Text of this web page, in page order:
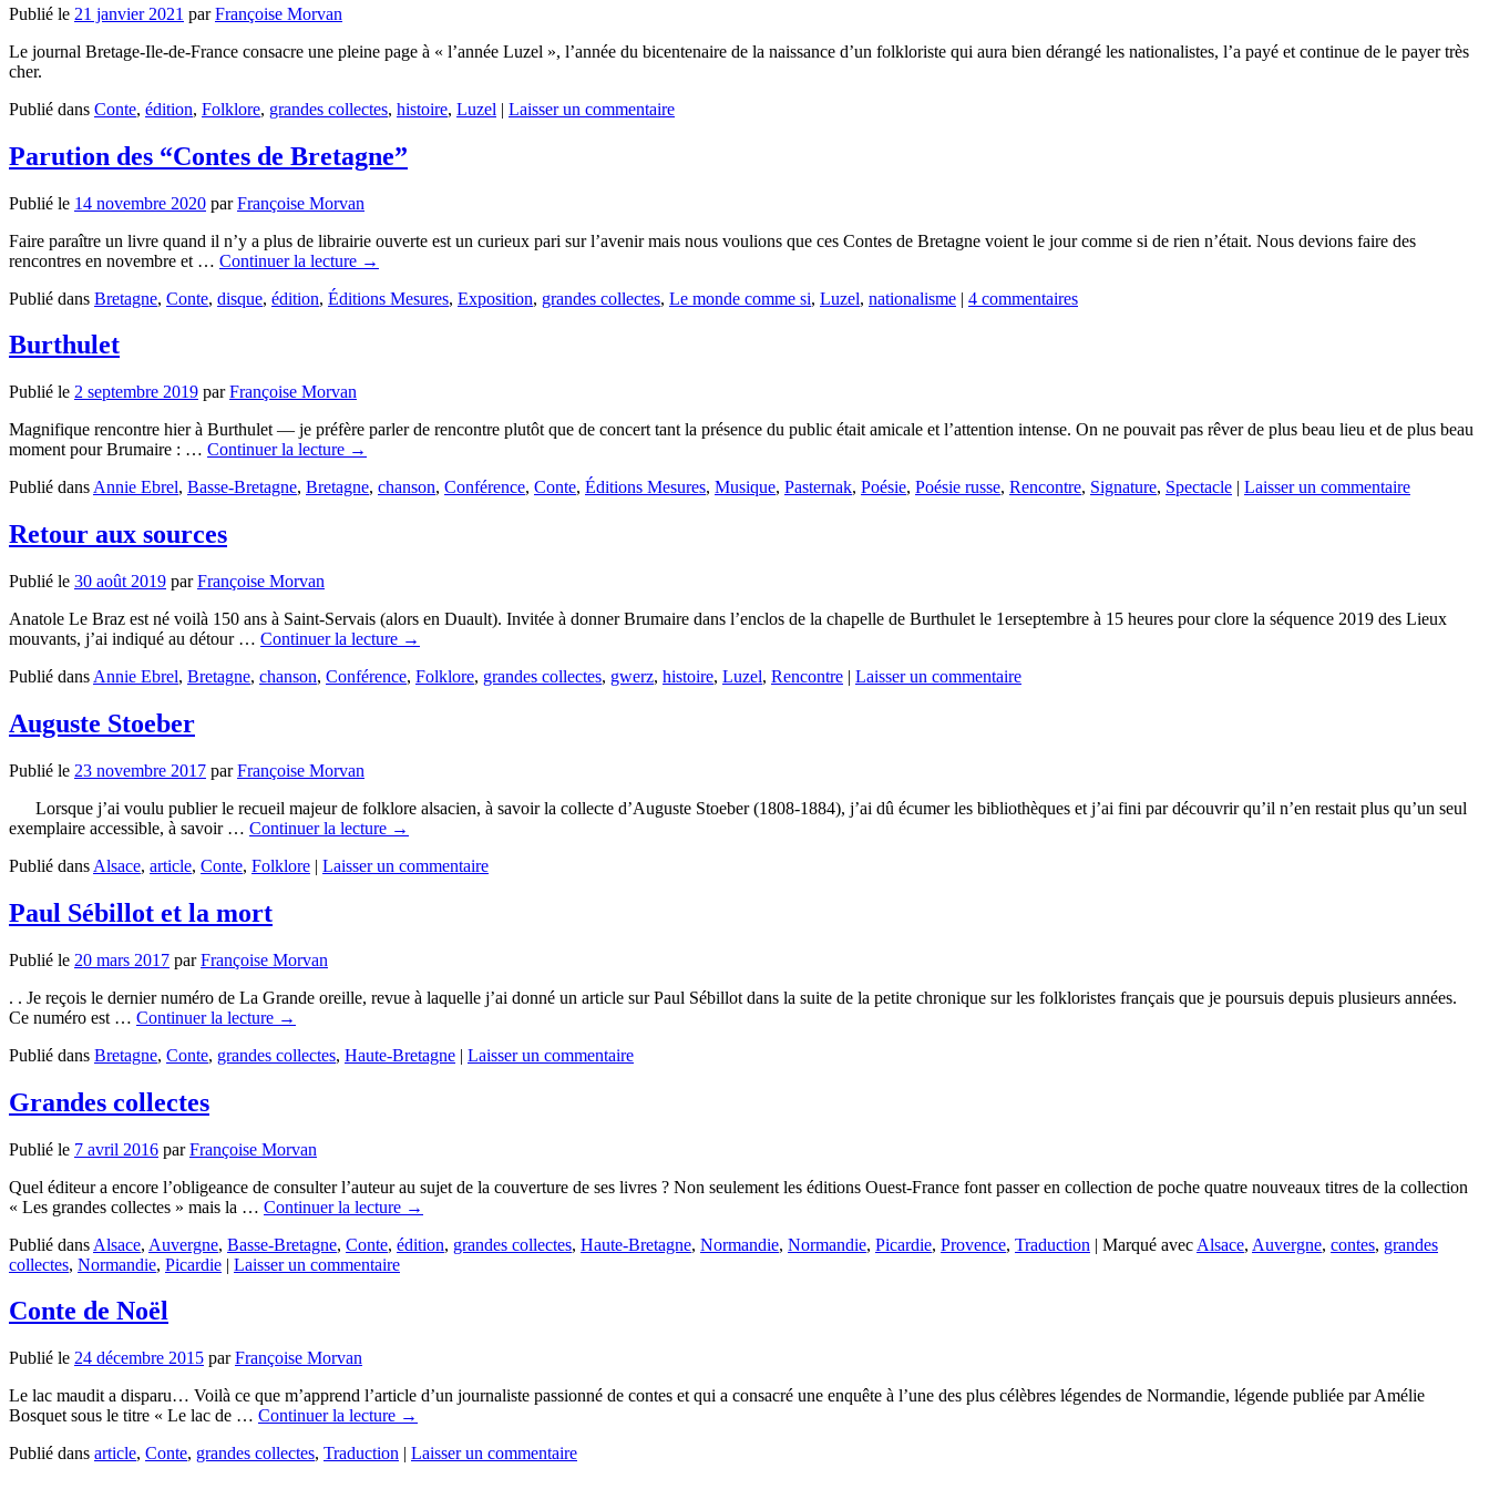
Publié le 21 janvier 2021 par Françoise Morvan
Le journal Bretage-Ile-de-France consacre une pleine page à « l’année Luzel », l’année du bicentenaire de la naissance d’un folkloriste qui aura bien dérangé les nationalistes, l’a payé et continue de le payer très
cher.
Publié dans Conte, édition, Folklore, grandes collectes, histoire, Luzel | Laisser un commentaire
Parution des “Contes de Bretagne”
Publié le 14 novembre 2020 par Françoise Morvan
Faire paraître un livre quand il n’y a plus de librairie ouverte est un curieux pari sur l’avenir mais nous voulions que ces Contes de Bretagne voient le jour comme si de rien n’était. Nous devions faire des
rencontres en novembre et … Continuer la lecture →
Publié dans Bretagne, Conte, disque, édition, Éditions Mesures, Exposition, grandes collectes, Le monde comme si, Luzel, nationalisme | 4 commentaires
Burthulet
Publié le 2 septembre 2019 par Françoise Morvan
Magnifique rencontre hier à Burthulet — je préfère parler de rencontre plutôt que de concert tant la présence du public était amicale et l’attention intense. On ne pouvait pas rêver de plus beau lieu et de plus beau
moment pour Brumaire : … Continuer la lecture →
Publié dans Annie Ebrel, Basse-Bretagne, Bretagne, chanson, Conférence, Conte, Éditions Mesures, Musique, Pasternak, Poésie, Poésie russe, Rencontre, Signature, Spectacle | Laisser un commentaire
Retour aux sources
Publié le 30 août 2019 par Françoise Morvan
Anatole Le Braz est né voilà 150 ans à Saint-Servais (alors en Duault). Invitée à donner Brumaire dans l’enclos de la chapelle de Burthulet le 1erseptembre à 15 heures pour clore la séquence 2019 des Lieux
mouvants, j’ai indiqué au détour … Continuer la lecture →
Publié dans Annie Ebrel, Bretagne, chanson, Conférence, Folklore, grandes collectes, gwerz, histoire, Luzel, Rencontre | Laisser un commentaire
Auguste Stoeber
Publié le 23 novembre 2017 par Françoise Morvan
Lorsque j’ai voulu publier le recueil majeur de folklore alsacien, à savoir la collecte d’Auguste Stoeber (1808-1884), j’ai dû écumer les bibliothèques et j’ai fini par découvrir qu’il n’en restait plus qu’un seul
exemplaire accessible, à savoir … Continuer la lecture →
Publié dans Alsace, article, Conte, Folklore | Laisser un commentaire
Paul Sébillot et la mort
Publié le 20 mars 2017 par Françoise Morvan
. . Je reçois le dernier numéro de La Grande oreille, revue à laquelle j’ai donné un article sur Paul Sébillot dans la suite de la petite chronique sur les folkloristes français que je poursuis depuis plusieurs années.
Ce numéro est … Continuer la lecture →
Publié dans Bretagne, Conte, grandes collectes, Haute-Bretagne | Laisser un commentaire
Grandes collectes
Publié le 7 avril 2016 par Françoise Morvan
Quel éditeur a encore l’obligeance de consulter l’auteur au sujet de la couverture de ses livres ? Non seulement les éditions Ouest-France font passer en collection de poche quatre nouveaux titres de la collection
« Les grandes collectes » mais la … Continuer la lecture →
Publié dans Alsace, Auvergne, Basse-Bretagne, Conte, édition, grandes collectes, Haute-Bretagne, Normandie, Normandie, Picardie, Provence, Traduction | Marqué avec Alsace, Auvergne, contes, grandes
collectes, Normandie, Picardie | Laisser un commentaire
Conte de Noël
Publié le 24 décembre 2015 par Françoise Morvan
Le lac maudit a disparu… Voilà ce que m’apprend l’article d’un journaliste passionné de contes et qui a consacré une enquête à l’une des plus célèbres légendes de Normandie, légende publiée par Amélie
Bosquet sous le titre « Le lac de … Continuer la lecture →
Publié dans article, Conte, grandes collectes, Traduction | Laisser un commentaire